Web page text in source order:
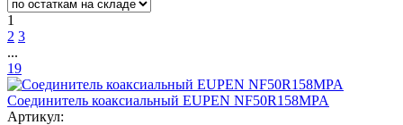
1
2 3
...
19
Соединитель коаксиальный EUPEN NF50R158MPA
Артикул: